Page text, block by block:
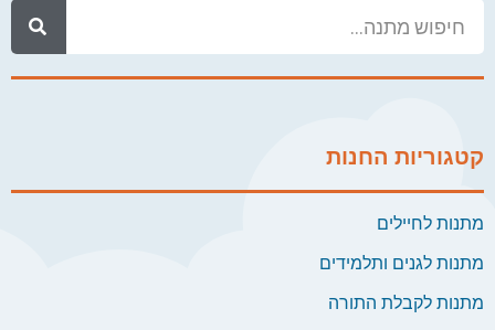
קטגוריות החנות
מתנות לחיילים
מתנות לגנים ותלמידים
מתנות לקבלת התורה